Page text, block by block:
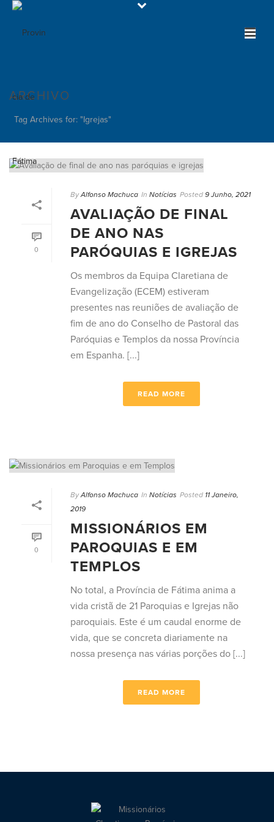
ARCHIVO
Tag Archives for: "Igrejas"
0
By Alfonso Machuca In Notícias Posted 9 Junho, 2021
AVALIAÇÃO DE FINAL
DE ANO NAS
PARÓQUIAS E IGREJAS
Os membros da Equipa Claretiana de
Evangelização (ECEM) estiveram
presentes nas reuniões de avaliação de
fim de ano do Conselho de Pastoral das
Paróquias e Templos da nossa Província
em Espanha. [...]
READ MORE
0
By Alfonso Machuca In Notícias Posted 11 Janeiro,
2019
MISSIONÁRIOS EM
PAROQUIAS E EM
TEMPLOS
No total, a Província de Fátima anima a
vida cristã de 21 Paroquias e Igrejas não
paroquiais. Este é um caudal enorme de
vida, que se concreta diariamente na
nossa presença nas várias porções do [...]
READ MORE